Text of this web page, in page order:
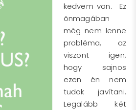
kedvem van. Ez
önmagában
még nem lenne
probléma, az
viszont igen,
hogy sajnos
ezen én nem
tudok javítani.
Legalább két